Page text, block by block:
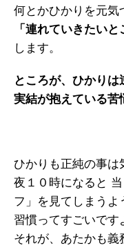
何とかひかりを元気
「連れていきたいと
します。
ところが、ひかりは
実結が抱えている苦
ひかりも正純の事は
夜１０時になると
フ」を見てしまう
習慣ってすごいです
それが、あたかも義